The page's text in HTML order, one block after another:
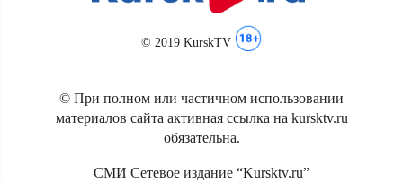
© 2019 KurskTV
© При полном или частичном использовании
материалов сайта активная ссылка на kursktv.ru
обязательна.
СМИ Сетевое издание “Kursktv.ru”